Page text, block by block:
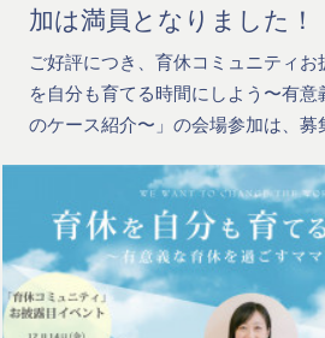
加は満員となりました！
ご好評につき、育休コミュニティ
を自分も育てる時間にしよう〜有
のケース紹介〜」の会場参加は、